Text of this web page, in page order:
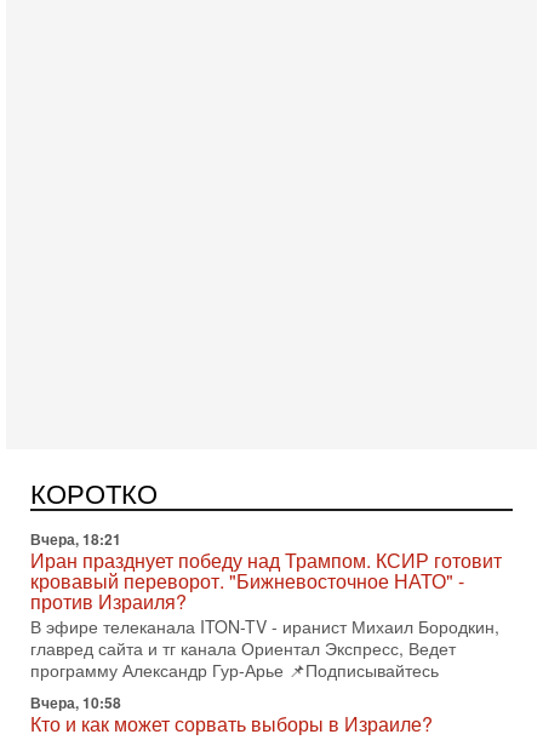
КОРОТКО
безопасности заявил, что Израиль готов самостоятельно
продолжить противостояние с Ираном, если США
Вчера, 18:21
Иран празднует победу над Трампом. КСИР готовит
кровавый переворот. "Бижневосточное НАТО" -
против Израиля?
В эфире телеканала ITON-TV - иранист Михаил Бородкин,
главред сайта и тг канала Ориентал Экспресс, Ведет
программу Александр Гур-Арье 📌Подписывайтесь
Вчера, 10:58
Кто и как может сорвать выборы в Израиле?